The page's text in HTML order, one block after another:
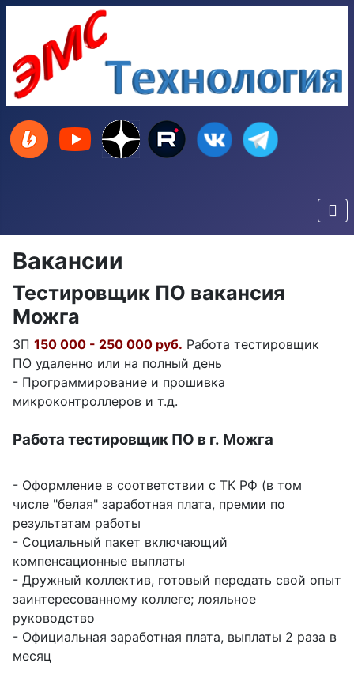
Вакансии
Тестировщик ПО вакансия
Можга
ЗП 150 000 - 250 000 руб. Работа тестировщик
ПО удаленно или на полный день
- Программирование и прошивка
микроконтроллеров и т.д.
Работа тестировщик ПО в г. Можга
- Оформление в соответствии с ТК РФ (в том
числе "белая" заработная плата, премии по
результатам работы
- Социальный пакет включающий
компенсационные выплаты
- Дружный коллектив, готовый передать свой опыт
заинтересованному коллеге; лояльное
руководство
- Официальная заработная плата, выплаты 2 раза в
месяц